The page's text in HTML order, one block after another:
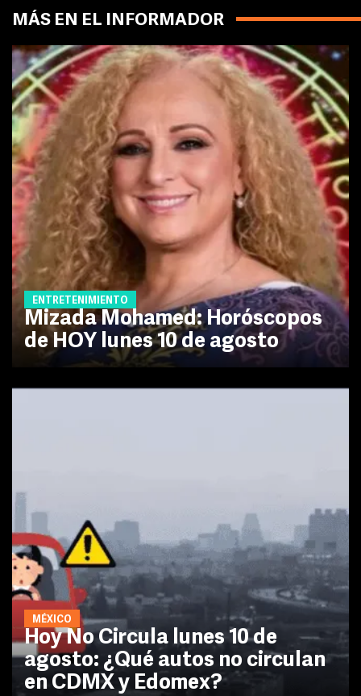
MÁS EN EL INFORMADOR
ENTRETENIMIENTO
Mizada Mohamed: Horóscopos
de HOY lunes 10 de agosto
MÉXICO
Hoy No Circula lunes 10 de
agosto: ¿Qué autos no circulan
en CDMX y Edomex?